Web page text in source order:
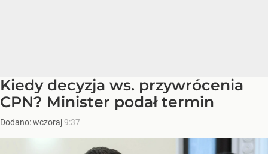
Kiedy decyzja ws. przywrócenia
CPN? Minister podał termin
Dodano:wczoraj9:37